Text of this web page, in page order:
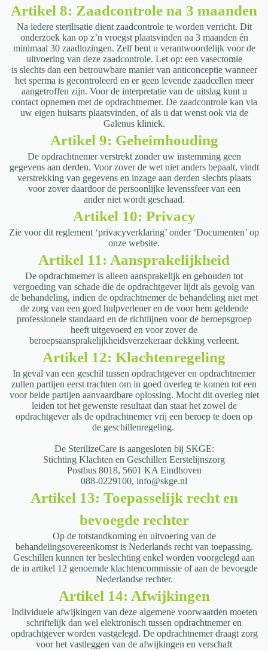
Artikel 8: Zaadcontrole na 3 maanden
Na iedere sterilisatie dient zaadcontrole te worden verricht. Dit
onderzoek kan op z’n vroegst plaatsvinden na 3 maanden én
minimaal 30 zaadlozingen. Zelf bent u verantwoordelijk voor de
uitvoering van deze zaadcontrole. Let op: een vasectomie
is slechts dan een betrouwbare manier van anticonceptie wanneer
het sperma is gecontroleerd en er geen levende zaadcellen meer
aangetroffen zijn. Voor de interpretatie van de uitslag kunt u
contact opnemen met de opdrachtnemer. De zaadcontrole kan via
uw eigen huisarts plaatsvinden, of als u dat wenst ook via de
Galenus kliniek.
Artikel 9: Geheimhouding
De opdrachtnemer verstrekt zonder uw instemming geen
gegevens aan derden. Voorzover de wet niet anders bepaalt, vindt
verstrekking van gegevens en inzage aan derden slechts plaats
voor zover daardoor de persoonlijke levenssfeer van een
anderniet wordt geschaad.
Artikel 10: Privacy
Zie voor dit reglement ‘privacyverklaring’ onder ‘Documenten’ op
onze website.
Artikel 11: Aansprakelijkheid
De opdrachtnemer is alleen aansprakelijk en gehouden tot
vergoeding van schade die de opdrachtgever lijdt als gevolg van
de behandeling, indien de opdrachtnemer de behandeling niet met
de zorg van een goed hulpverlener en de voor hem geldende
professionele standaard en de richtlijnen voor de beroepsgroep
heeft uitgevoerd en voor zover de
beroepsaansprakelijkheidsverzekeraar dekking verleent.
Artikel 12: Klachtenregeling
In geval van een geschil tussen opdrachtgever en opdrachtnemer
zullen partijen eerst trachten om in goed overleg te komen tot een
voor beide partijen aanvaardbare oplossing. Mocht dit overleg niet
leiden tot het gewenste resultaat dan staat het zowel de
opdrachtgever als de opdrachtnemer vrij een beroep te doen op
de geschillenregeling.
De SterilizeCare is aangesloten bij SKGE:
Stichting Klachten en Geschillen Eerstelijnszorg
Postbus 8018, 5601 KA Eindhoven
088-0229100, info@skge.nl
Artikel 13: Toepasselijk recht en
bevoegde rechter
Op de totstandkoming en uitvoering van de
behandelingsovereenkomst is Nederlands recht van toepassing.
Geschillen kunnen ter beslechting enkel worden voorgelegd aan
de in artikel 12 genoemde klachtencommissie of aan de bevoegde
Nederlandse rechter.
Artikel 14: Afwijkingen
Individuele afwijkingen van deze algemene voorwaarden moeten
schriftelijk dan wel elektronisch tussen opdrachtnemer en
opdrachtgever worden vastgelegd. De opdrachtnemer draagt zorg
voor het vastleggen van de afwijkingen en verschaft